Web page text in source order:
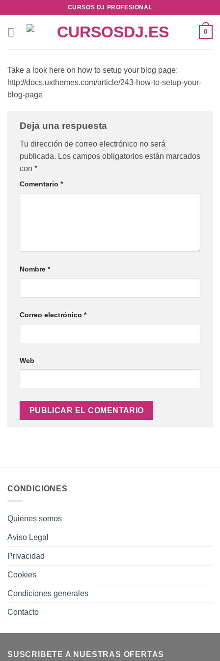
contenido
CURSOS DJ PROFESIONAL
0
Take a look here on how to setup your blog page:
http://docs.uxthemes.com/article/243-how-to-setup-your-
blog-page
Deja una respuesta
Tu dirección de correo electrónico no será
publicada. Los campos obligatorios están marcados
con *
Comentario *
Nombre *
Correo electrónico *
Web
CONDICIONES
Quienes somos
Aviso Legal
Privacidad
Cookies
Condiciones generales
Contacto
SUSCRIBETE A NUESTRAS OFERTAS